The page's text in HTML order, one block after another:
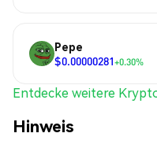
Pepe
$0.00000281+0.30%
Entdecke weitere
Hinweis